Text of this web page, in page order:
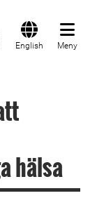
English Meny
hälsa